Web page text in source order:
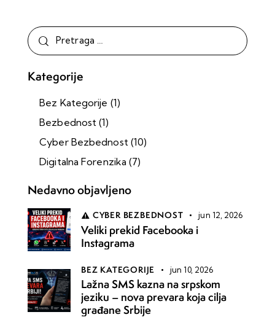
Kategorije
Bez Kategorije (1)
Bezbednost (1)
Cyber Bezbednost (10)
Digitalna Forenzika (7)
Nedavno objavljeno
CYBER BEZBEDNOST jun 12, 2026
Veliki prekid Facebooka i
Instagrama
BEZ KATEGORIJE jun 10, 2026
Lažna SMS kazna na srpskom
jeziku – nova prevara koja cilja
građane Srbije